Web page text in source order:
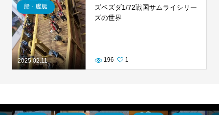
2025.02.11
船・艦艇
ズベズダ1/72戦国サムライシリー
ズの世界
196 1